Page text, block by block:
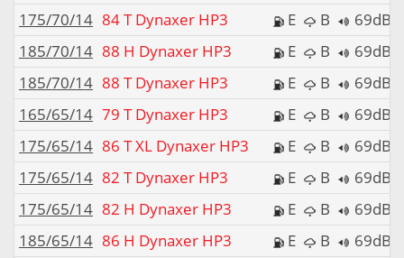
175/70/14 84 T Dynaxer HP3 E B
69dB
185/70/14 88 H Dynaxer HP3 E B
69dB
185/70/14 88 T Dynaxer HP3 E B
69dB
165/65/14 79 T Dynaxer HP3 E B
69dB
175/65/14 86 T XL Dynaxer HP3 E B
69dB
175/65/14 82 T Dynaxer HP3 E B
69dB
175/65/14 82 H Dynaxer HP3 E B
69dB
185/65/14 86 H Dynaxer HP3 E B
69dB